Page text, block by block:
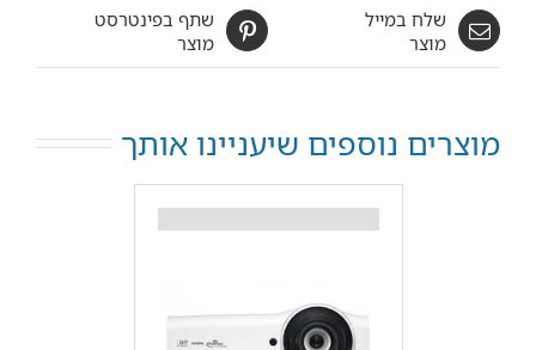
שתף בפינטרסט
מוצר
שלח במייל
מוצר
מוצרים נוספים שיעניינו אותך